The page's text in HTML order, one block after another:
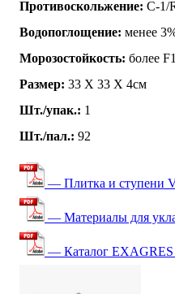
Противоскольжение: C-1/
Водопоглощение: менее
Морозостойкость: более
Размер: 33 Х 33 X 4см
Шт./упак.: 1
Шт./пал.: 92
— Плитка и ступени
— Материалы для
— Каталог EXAGRES